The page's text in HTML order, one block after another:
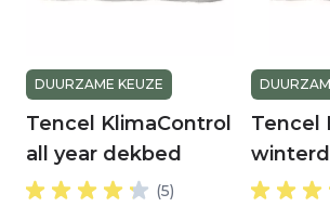
DUURZAME KEUZE
Tencel KlimaControl
all year dekbed
(5)
Tencel